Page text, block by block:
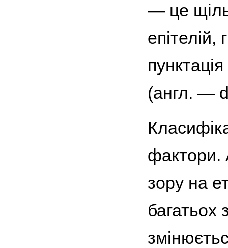
— це
(англ. —
фактори.
зору на
багатьох